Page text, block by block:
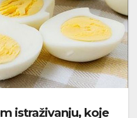
istraživanju, koje